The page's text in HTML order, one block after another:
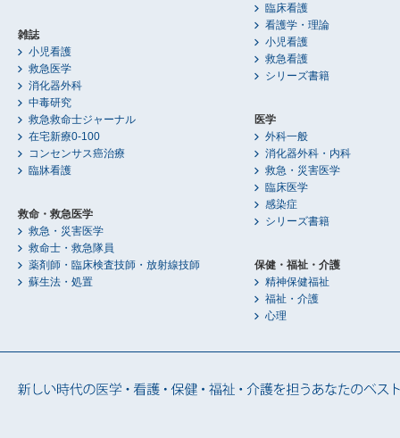
雑誌
小児看護
救急医学
消化器外科
中毒研究
救急救命士ジャーナル
在宅新療0-100
コンセンサス癌治療
臨牀看護
救命・救急医学
救急・災害医学
救命士・救急隊員
薬剤師・臨床検査技師・放射線技師
蘇生法・処置
臨床看護
看護学・理論
小児看護
救急看護
シリーズ書籍
医学
外科一般
消化器外科・内科
救急・災害医学
臨床医学
感染症
シリーズ書籍
保健・福祉・介護
精神保健福祉
福祉・介護
心理